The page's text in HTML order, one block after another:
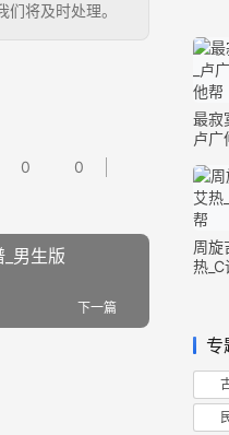
将及时处理。
0 0
男生版
下一篇
最寂
卢广
周旋
热
专